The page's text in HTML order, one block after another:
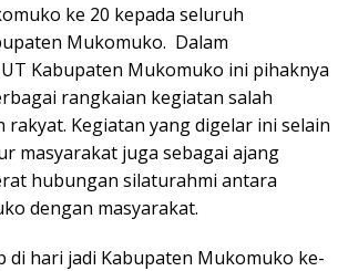
ke 20 kepada seluruh
Mukomuko. Dalam
Kabupaten Mukomuko ini pihaknya
rangkaian kegiatan salah
Kegiatan yang digelar ini selain
masyarakat juga sebagai ajang
hubungan silaturahmi antara
dengan masyarakat.
di hari jadi Kabupaten Mukomuko ke-